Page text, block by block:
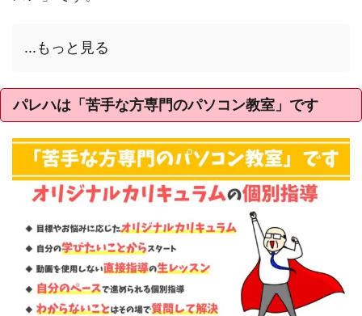
...もっと見る
パレハは「苦手な方専門のパソコン教室」です